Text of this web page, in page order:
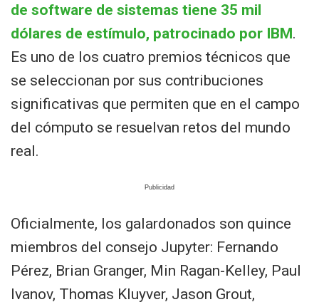
de software de sistemas tiene 35 mil
dólares de estímulo, patrocinado por IBM.
Es uno de los cuatro premios técnicos que
se seleccionan por sus contribuciones
significativas que permiten que en el campo
del cómputo se resuelvan retos del mundo
real.
Oficialmente, los galardonados son quince
miembros del consejo Jupyter: Fernando
Pérez, Brian Granger, Min Ragan-Kelley, Paul
Ivanov, Thomas Kluyver, Jason Grout,